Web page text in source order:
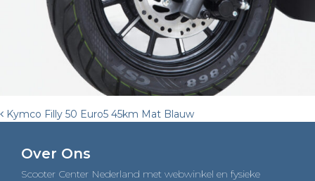
Post
navigation
Kymco Filly 50 Euro5 45km Mat Blauw
Over Ons
Scooter Center Nederland met webwinkel en fysieke